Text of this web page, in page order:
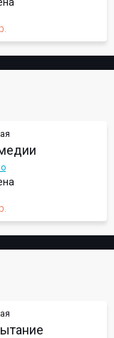
р.
р.